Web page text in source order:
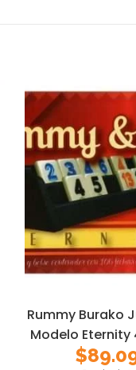
Rummy Burako
Modelo Eternity
$